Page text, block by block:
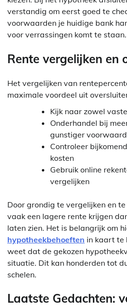
verstandig om eerst goed te
voorwaarden je huidige bank
voor verrassingen komt te staan.
Rente vergelijken en
Het vergelijken van
maximale voordeel uit
Kijk naar zowel
Onderhandel bij
gunstiger
Controleer
kosten
Gebruik online
vergelijken
Door grondig te vergelijken en
vaak een lagere rente krijgen
laten zien. Het is belangrijk om
hypotheekbehoeften in kaart te
weet dat de gekozen
situatie. Dit kan honderden tot
schelen.
Laatste Gedachten: